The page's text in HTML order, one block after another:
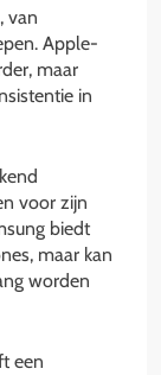
van
Apple-
maar
in
voor zijn
biedt
maar kan
worden
een